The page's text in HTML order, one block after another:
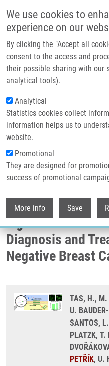
We use cookies to
experience on our
By clicking the "Accept all
consent to the access and
their possible sharing with our
analytical tools).
Analytical
Statistics cookies collect
information helps us to
website.
Promotional
They are designed for
success of promotional
More info Save
Header image
Drobečková navigace
Domů
Investigation Of Radiolabeled
Diagnosis And Treatment Of Triple-
Investigation of
Ligands as
Diagnosis and
Negative Breast
TAS, H., M.
U.
SANTOS,
PLATZK, T.
PETŘÍK, U.